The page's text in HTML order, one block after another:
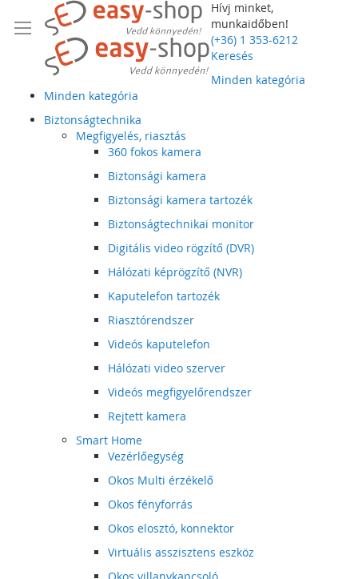
Hívj minket,
munkaidőben!
(+36) 1 353-6212
Keresés
Minden kategória
Minden kategória
Biztonságtechnika
Megfigyelés, riasztás
360 fokos kamera
Biztonsági kamera
Biztonsági kamera tartozék
Biztonságtechnikai monitor
Digitális video rögzítő (DVR)
Hálózati képrögzítő (NVR)
Kaputelefon tartozék
Riasztórendszer
Videós kaputelefon
Hálózati video szerver
Videós megfigyelőrendszer
Rejtett kamera
Smart Home
Vezérlőegység
Okos Multi érzékelő
Okos fényforrás
Okos elosztó, konnektor
Virtuális asszisztens eszköz